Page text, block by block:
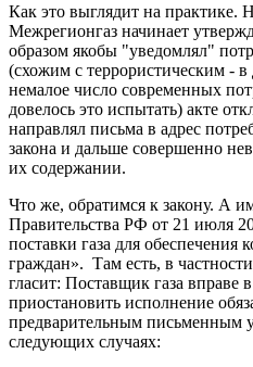
Как это выглядит на практике.
Межрегионгаз начинает
образом якобы "уведомлял"
(схожим с террористическим - в
немалое число современных
довелось это испытать) акте
направлял письма в адрес
закона и дальше совершенно
их содержании.
Что же, обратимся к закону. А
Правительства РФ от 21 июля
поставки газа для
граждан». Там есть, в
гласит: Поставщик газа вправе
приостановить исполнение
предварительным письменным
следующих случаях: